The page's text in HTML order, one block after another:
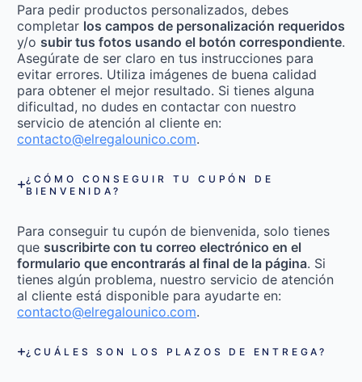
Para pedir productos personalizados, debes
completar los campos de personalización requeridos
y/o subir tus fotos usando el botón correspondiente.
Asegúrate de ser claro en tus instrucciones para
evitar errores. Utiliza imágenes de buena calidad
para obtener el mejor resultado. Si tienes alguna
dificultad, no dudes en contactar con nuestro
servicio de atención al cliente en:
contacto@elregalounico.com.
¿CÓMO CONSEGUIR TU CUPÓN DE
BIENVENIDA?
Para conseguir tu cupón de bienvenida, solo tienes
que suscribirte con tu correo electrónico en el
formulario que encontrarás al final de la página. Si
tienes algún problema, nuestro servicio de atención
al cliente está disponible para ayudarte en:
contacto@elregalounico.com.
¿CUÁLES SON LOS PLAZOS DE ENTREGA?